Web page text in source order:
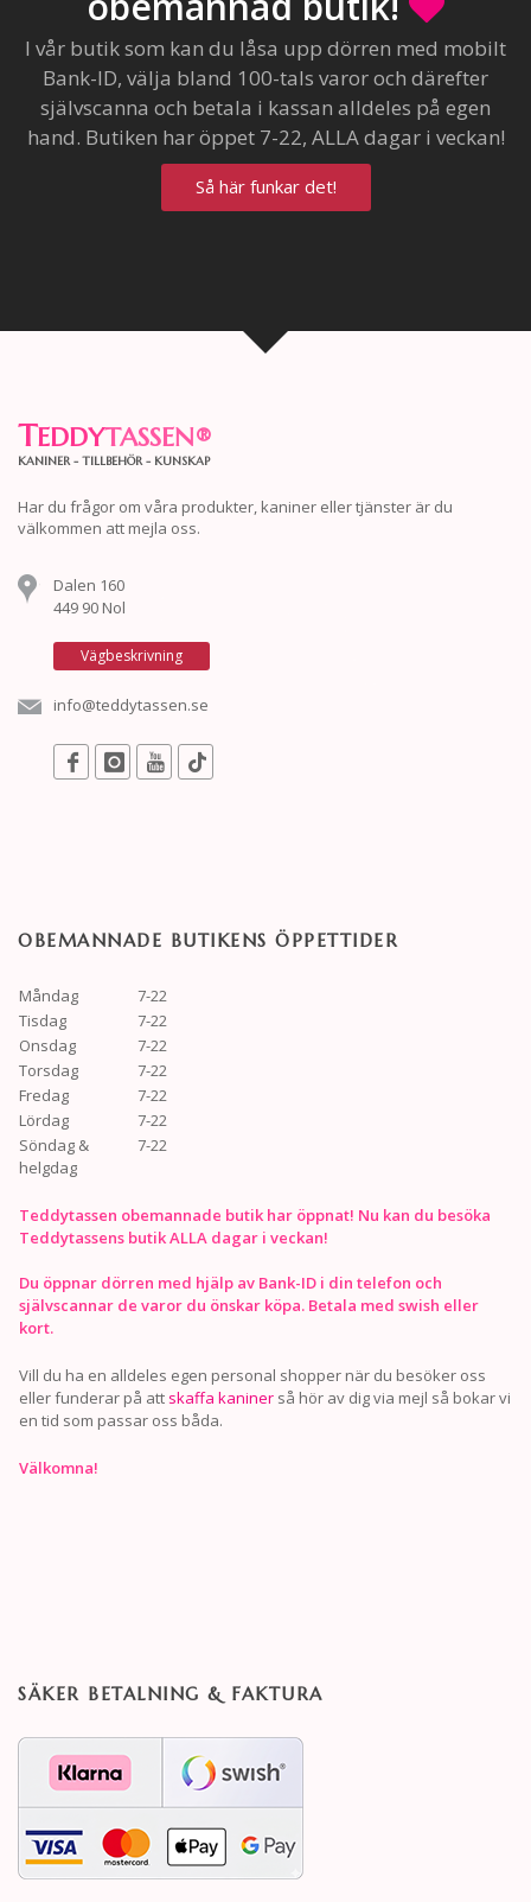
I vår butik som kan du låsa upp dörren med mobilt
Bank-ID, välja bland 100-tals varor och därefter
självscanna och betala i kassan alldeles på egen
hand. Butiken har öppet 7-22, ALLA dagar i veckan!
Så här funkar det!
TEDDYTASSEN®
KANINER - TILLBEHÖR - KUNSKAP
Har du frågor om våra produkter, kaniner eller tjänster är du
välkommen att mejla oss.
Dalen 160
449 90 Nol
Vägbeskrivning
info@teddytassen.se
OBEMANNADE BUTIKENS ÖPPETTIDER
Måndag
7-22
Tisdag
7-22
Onsdag
7-22
Torsdag
7-22
Fredag
7-22
Lördag
7-22
Söndag &
helgdag
7-22
Teddytassen obemannade butik har öppnat! Nu kan du besöka
Teddytassens butik ALLA dagar i veckan!
Du öppnar dörren med hjälp av Bank-ID i din telefon och
självscannar de varor du önskar köpa. Betala med swish eller
kort.
Vill du ha en alldeles egen personal shopper när du besöker oss
eller funderar på att skaffa kaniner så hör av dig via mejl så bokar vi
en tid som passar oss båda.
Välkomna!
SÄKER BETALNING & FAKTURA